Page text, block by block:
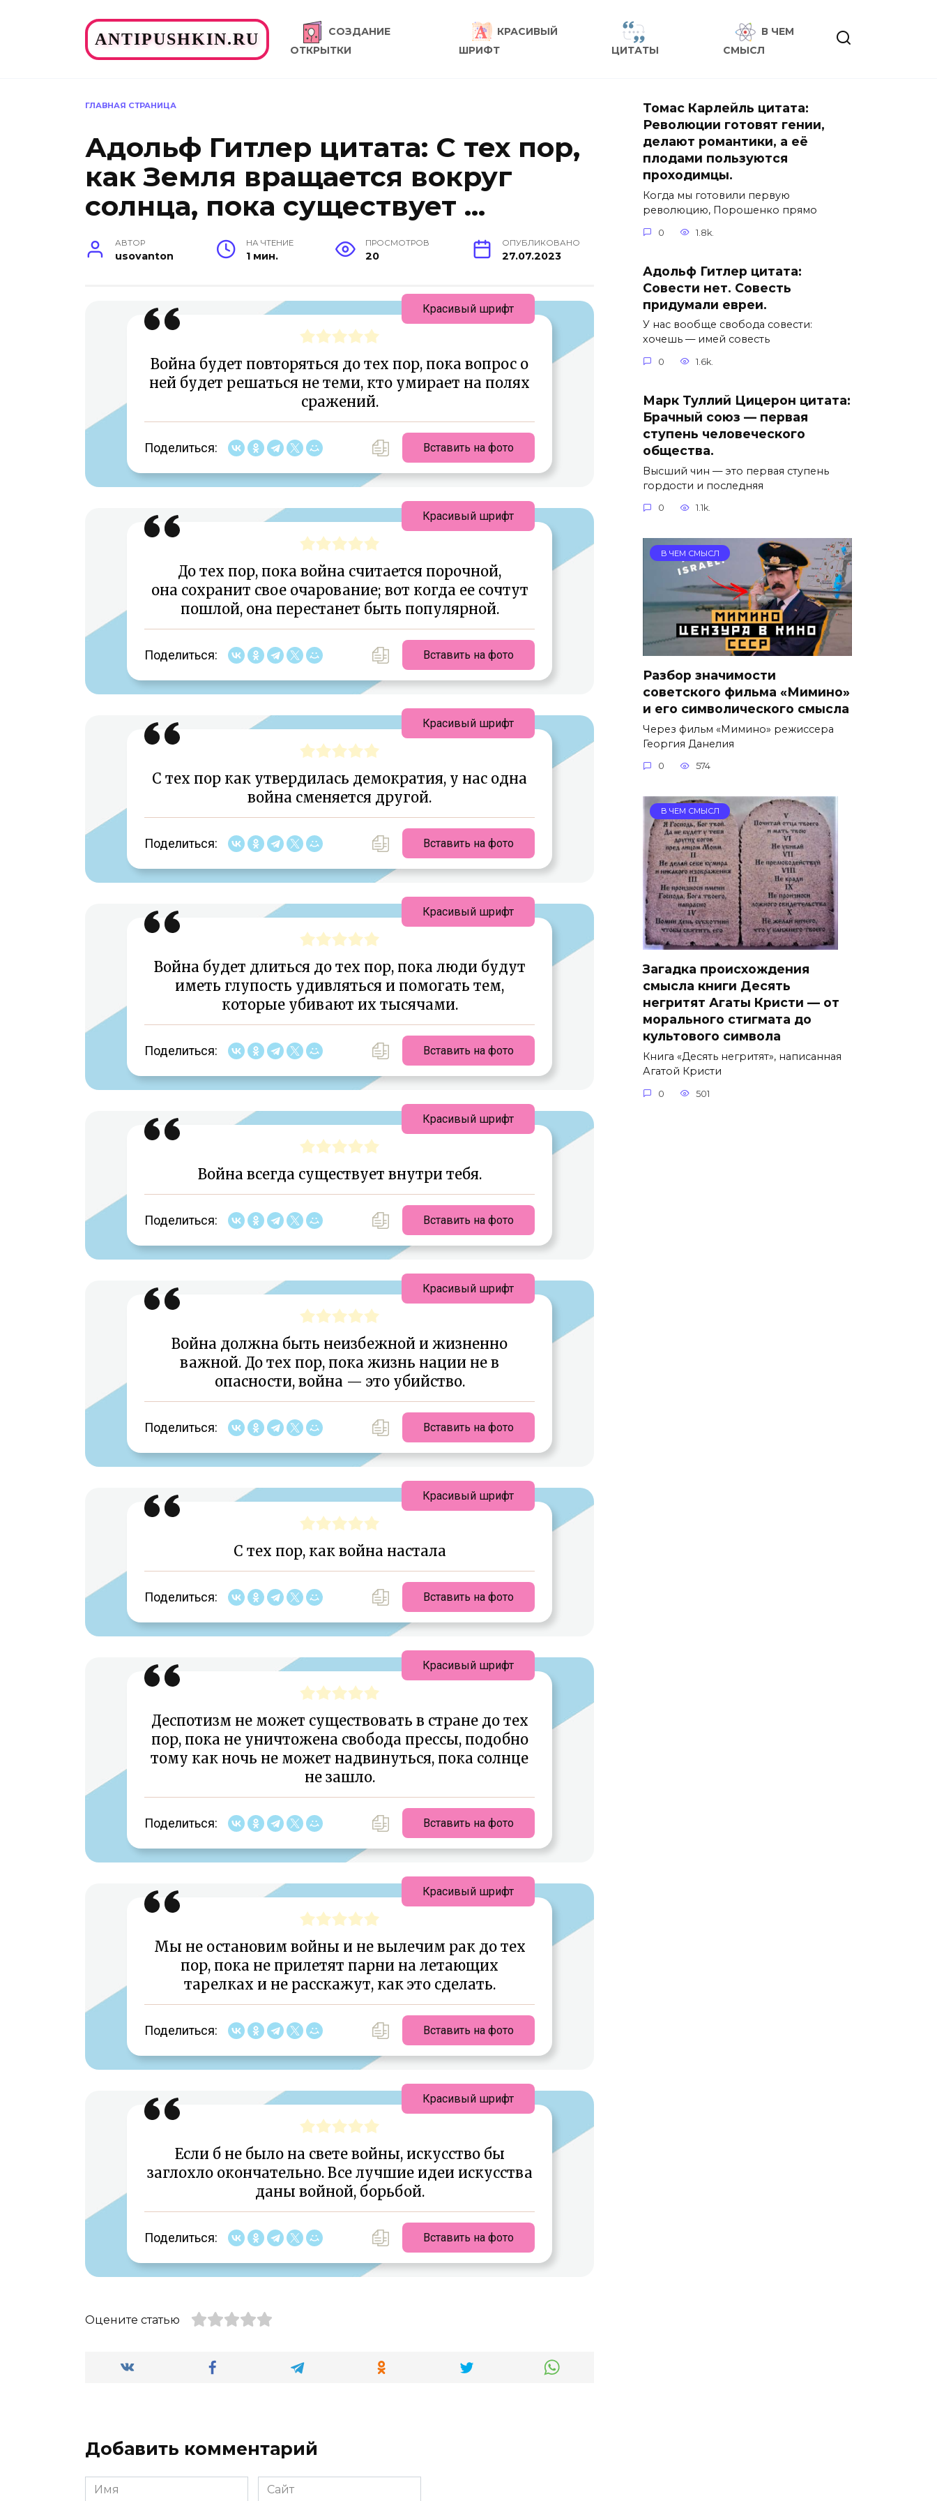
ANTIPUSHKIN.RU
СОЗДАНИЕ
ОТКРЫТКИ
КРАСИВЫЙ
ШРИФТ
ЦИТАТЫ
В ЧЕМ
СМЫСЛ
ГЛАВНАЯ СТРАНИЦА
Адольф Гитлер цитата: С тех пор,
как Земля вращается вокруг
солнца, пока существует …
АВТОР
usovanton
НА ЧТЕНИЕ
1 мин.
ПРОСМОТРОВ
20
ОПУБЛИКОВАНО
27.07.2023
Война будет повторяться до тех пор, пока вопрос о
ней будет решаться не теми, кто умирает на полях
сражений.
Поделиться: Вставить на фото
Красивый шрифт
До тех пор, пока война считается порочной,
она сохранит свое очарование; вот когда ее сочтут
пошлой, она перестанет быть популярной.
Поделиться: Вставить на фото
Красивый шрифт
С тех пор как утвердилась демократия, у нас одна
война сменяется другой.
Поделиться: Вставить на фото
Красивый шрифт
Война будет длиться до тех пор, пока люди будут
иметь глупость удивляться и помогать тем,
которые убивают их тысячами.
Поделиться: Вставить на фото
Красивый шрифт
Война всегда существует внутри тебя.
Поделиться: Вставить на фото
Красивый шрифт
Война должна быть неизбежной и жизненно
важной. До тех пор, пока жизнь нации не в
опасности, война — это убийство.
Поделиться: Вставить на фото
Красивый шрифт
С тех пор, как война настала
Поделиться: Вставить на фото
Красивый шрифт
Деспотизм не может существовать в стране до тех
пор, пока не уничтожена свобода прессы, подобно
тому как ночь не может надвинуться, пока солнце
не зашло.
Поделиться: Вставить на фото
Красивый шрифт
Мы не остановим войны и не вылечим рак до тех
пор, пока не прилетят парни на летающих
тарелках и не расскажут, как это сделать.
Поделиться: Вставить на фото
Красивый шрифт
Если б не было на свете войны, искусство бы
заглохло окончательно. Все лучшие идеи искусства
даны войной, борьбой.
Поделиться: Вставить на фото
Красивый шрифт
Оцените статью
Добавить комментарий
Имя
Сайт
Томас Карлейль цитата:
Революции готовят гении,
делают романтики, а её
плодами пользуются
проходимцы.
Когда мы готовили первую
революцию, Порошенко прямо
0 1.8k.
Адольф Гитлер цитата:
Совести нет. Совесть
придумали евреи.
У нас вообще свобода совести:
хочешь — имей совесть
0 1.6k.
Марк Туллий Цицерон цитата:
Брачный союз — первая
ступень человеческого
общества.
Высший чин — это первая ступень
гордости и последняя
0 1.1k.
В ЧЕМ СМЫСЛ
Разбор значимости
советского фильма «Мимино»
и его символического смысла
Через фильм «Мимино» режиссера
Георгия Данелия
0 574
В ЧЕМ СМЫСЛ
Загадка происхождения
смысла книги Десять
негритят Агаты Кристи — от
морального стигмата до
культового символа
Книга «Десять негритят», написанная
Агатой Кристи
0 501